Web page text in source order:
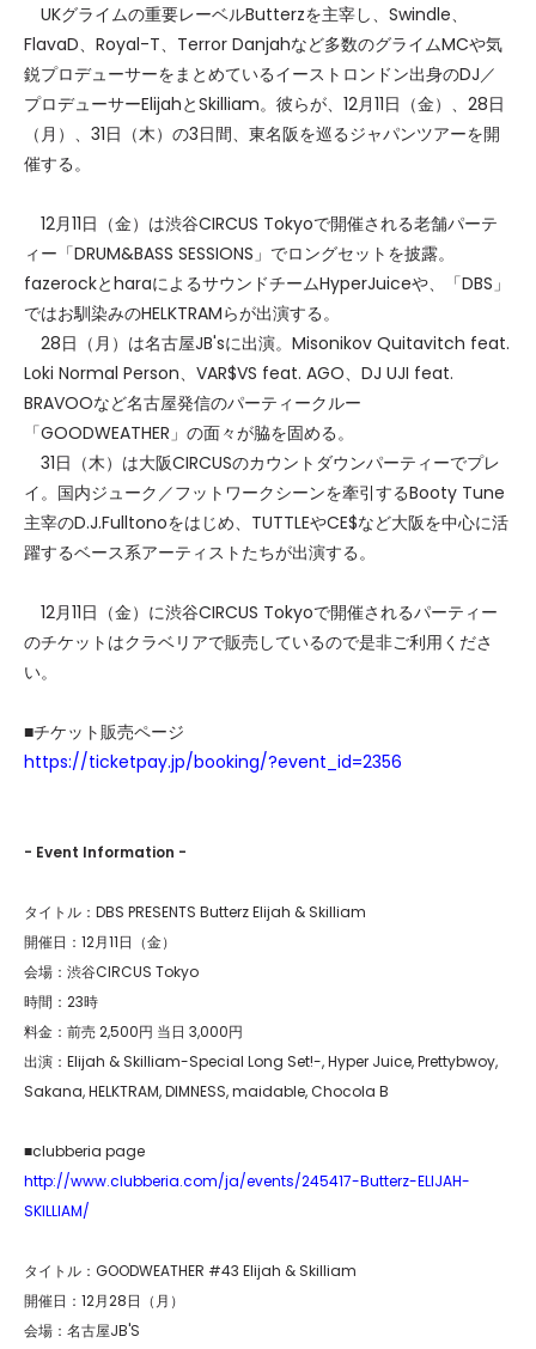
UKグライムの重要レーベルButterzを主宰し、Swindle、
FlavaD、Royal-T、Terror Danjahなど多数のグライムMCや気
鋭プロデューサーをまとめているイーストロンドン出身のDJ／
プロデューサーElijahとSkilliam。彼らが、12月11日（金）、28日
（月）、31日（木）の3日間、東名阪を巡るジャパンツアーを開
催する。
12月11日（金）は渋谷CIRCUS Tokyoで開催される老舗パーテ
ィー「DRUM&BASS SESSIONS」でロングセットを披露。
fazerockとharaによるサウンドチームHyperJuiceや、「DBS」
ではお馴染みのHELKTRAMらが出演する。
28日（月）は名古屋JB'sに出演。Misonikov Quitavitch feat.
Loki Normal Person、VAR$VS feat. AGO、DJ UJI feat.
BRAVOOなど名古屋発信のパーティークルー
「GOODWEATHER」の面々が脇を固める。
31日（木）は大阪CIRCUSのカウントダウンパーティーでプレ
イ。国内ジューク／フットワークシーンを牽引するBooty Tune
主宰のD.J.Fulltonoをはじめ、TUTTLEやCE$など大阪を中心に活
躍するベース系アーティストたちが出演する。
12月11日（金）に渋谷CIRCUS Tokyoで開催されるパーティー
のチケットはクラベリアで販売しているので是非ご利用くださ
い。
■チケット販売ページ
https://ticketpay.jp/booking/?event_id=2356
- Event Information -
タイトル：DBS PRESENTS Butterz Elijah & Skilliam
開催日：12月11日（金）
会場：渋谷CIRCUS Tokyo
時間：23時
料金：前売 2,500円 当日 3,000円
出演：Elijah & Skilliam-Special Long Set!-, Hyper Juice, Prettybwoy,
Sakana, HELKTRAM, DIMNESS, maidable, Chocola B
■clubberia page
http://www.clubberia.com/ja/events/245417-Butterz-ELIJAH-
SKILLIAM/
タイトル：GOODWEATHER #43 Elijah & Skilliam
開催日：12月28日（月）
会場：名古屋JB'S